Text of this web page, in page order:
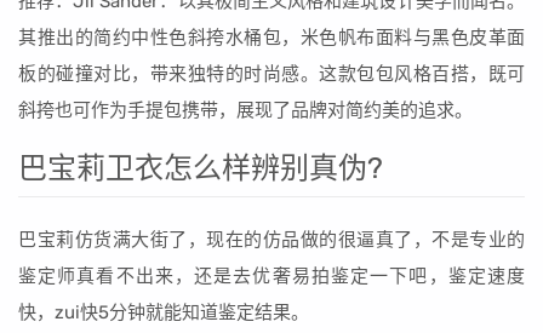
其推出的简约中性色斜挎水桶包，米色帆布面料与黑色皮革面
板的碰撞对比，带来独特的时尚感。这款包包风格百搭，既可
斜挎也可作为手提包携带，展现了品牌对简约美的追求。
巴宝莉卫衣怎么样辨别真伪?
巴宝莉仿货满大街了，现在的仿品做的很逼真了，不是专业的
鉴定师真看不出来，还是去优奢易拍鉴定一下吧，鉴定速度
快，zui快5分钟就能知道鉴定结果。